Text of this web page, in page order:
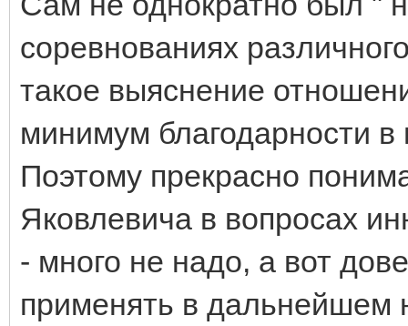
соревнованиях
такое выяснение
минимум благодарности в
Поэтому прекрасно
Яковлевича в вопросах
- много не надо, а вот
применять в дальнейшем